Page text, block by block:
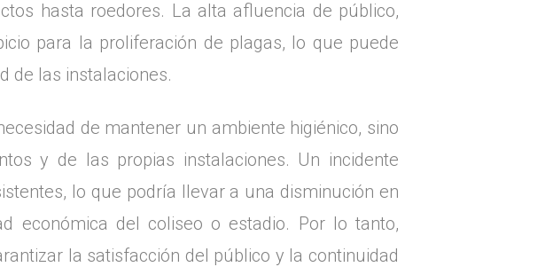
hasta roedores. La alta afluencia de público,
para la proliferación de plagas, lo que puede
de las instalaciones.
de mantener un ambiente higiénico, sino
y de las propias instalaciones. Un incidente
lo que podría llevar a una disminución en
económica del coliseo o estadio. Por lo tanto,
la satisfacción del público y la continuidad